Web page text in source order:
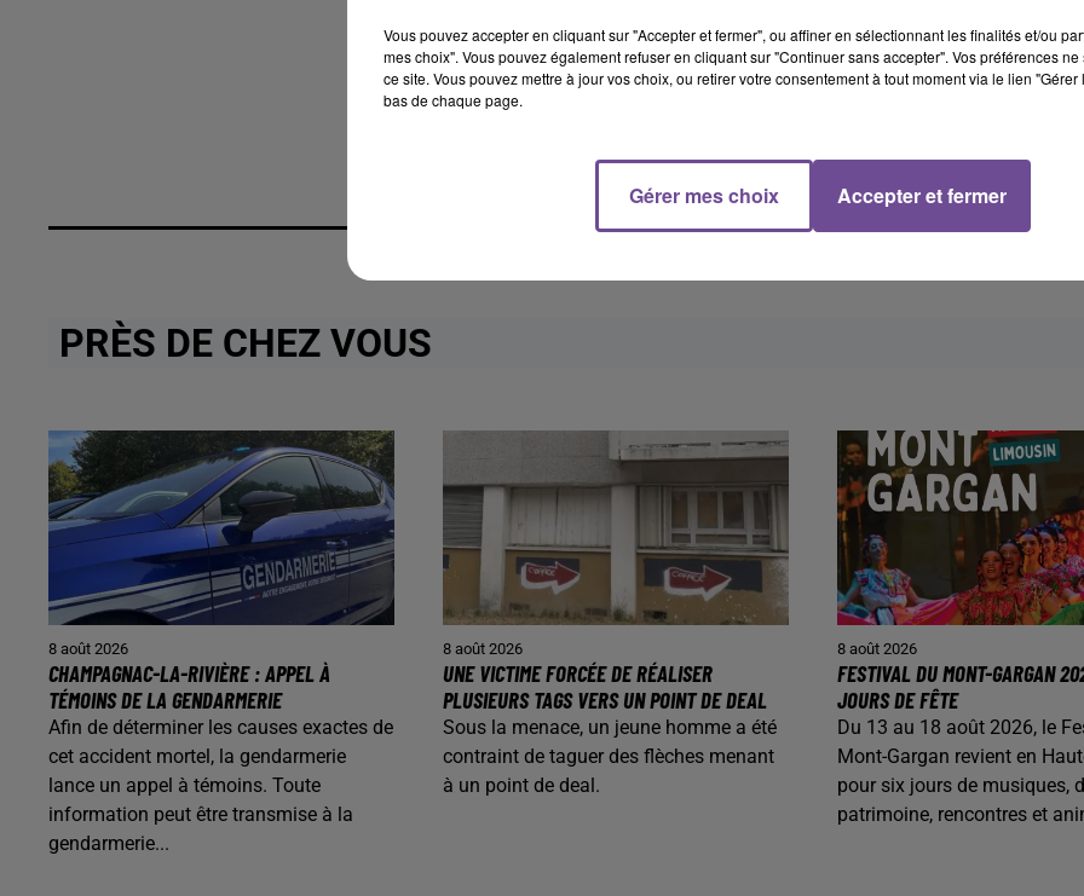
PRÈS DE CHEZ VOUS
8 août 2026
CHAMPAGNAC-LA-RIVIÈRE : APPEL À
TÉMOINS DE LA GENDARMERIE
Afin de déterminer les causes exactes de
cet accident mortel, la gendarmerie
lance un appel à témoins. Toute
information peut être transmise à la
gendarmerie...
8 août 2026
UNE VICTIME FORCÉE DE RÉALISER
PLUSIEURS TAGS VERS UN POINT DE DEAL
Sous la menace, un jeune homme a été
contraint de taguer des flèches menant
à un point de deal.
8 août 2026
FESTIVAL DU MONT-GARGAN
JOURS DE FÊTE
Du 13 au 18 août 2026, le
Mont-Gargan revient en
pour six jours de musiques,
patrimoine, rencontres et
Vous pouvez accepter en cliquant sur "Accepter et fermer", ou affiner en sélectionnant les finalités et/ou
mes choix". Vous pouvez également refuser en cliquant sur "Continuer sans accepter". Vos préférences
ce site. Vous pouvez mettre à jour vos choix, ou retirer votre consentement à tout moment via le lien
bas de chaque page.
Gérer mes choix Accepter et fermer